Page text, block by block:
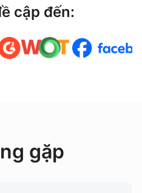
cập đến:
gặp